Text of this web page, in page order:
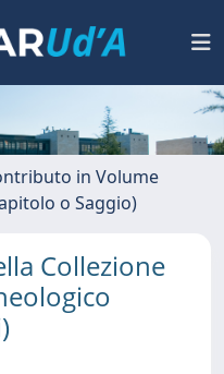
in Volume
o Saggio)
Collezione